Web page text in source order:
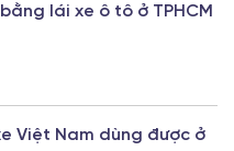
lái xe ô tô ở TPHCM
Việt Nam dùng được ở